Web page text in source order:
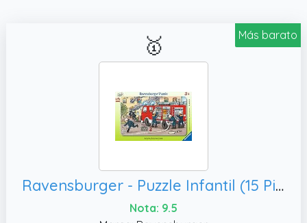
Más barato
🥇
Ravensburger - Puzzle Infantil (15 Piezas)
Nota: 9.5